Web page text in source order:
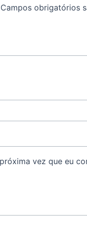
Campos obrigatórios
vez que eu